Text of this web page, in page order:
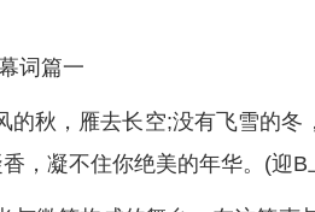
词篇一
的秋，雁去长空;没有飞雪的
，凝不住你绝美的年华。(迎